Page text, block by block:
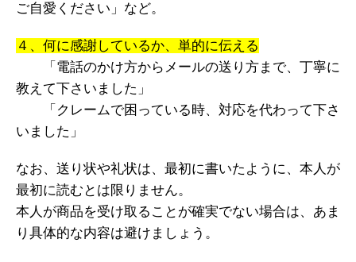
ご自愛ください」など。
４、何に感謝しているか、単的に伝える
「電話のかけ方からメールの送り方まで、丁寧に
教えて下さいました」
「クレームで困っている時、対応を代わって下さ
いました」
なお、送り状や礼状は、最初に書いたように、本人が
最初に読むとは限りません。
本人が商品を受け取ることが確実でない場合は、あま
り具体的な内容は避けましょう。